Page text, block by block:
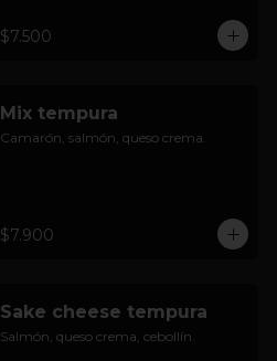
$7.500
Mix tempura
Camarón, salmón, queso crema.
$7.900
Sake cheese tempura
Salmón, queso crema, cebollín.